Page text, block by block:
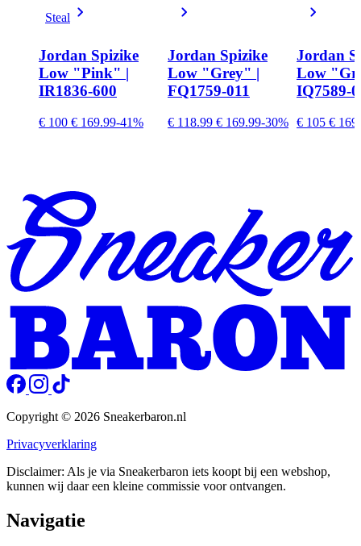
Steal
Jordan Spizike
Low "Pink" |
IR1836-600
€ 100 € 169.99-41%
Jordan Spizike
Low "Grey" |
FQ1759-011
€ 118.99 € 169.99-30%
Jordan
Low
IQ7589-
€ 105 €
Copyright © 2026 Sneakerbaron.nl
Privacyverklaring
Disclaimer: Als je via Sneakerbaron iets koopt bij een webshop,
kunnen wij daar een kleine commissie voor ontvangen.
Navigatie